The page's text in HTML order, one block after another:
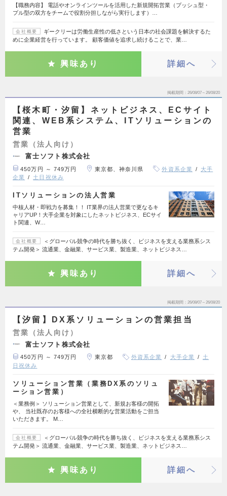
【職務内容】 電話やオンラインツールを活用した新規開拓営業（プッシュ型・
プル型の双方をチームで役割分担しながら実行します）…
会社概要
ギークリーは労働生産性の低さという日本の社会課題を解決するた
めに企業経営を行っています。 顧客価値を追求し続けることで、業…
興味あり 詳細へ
掲載期間 26/08/07～26/08/20
【桜木町・汐留】ネットビジネス、ECサイト
関連、WEB系システム、ITソリューションの
営業
営業（法人向け）
富士ソフト株式会社
450万円 ～ 749万円 東京都、神奈川県 外資系企業
大手
企業
土日祝休み
ITソリューションの法人営業
中核人材・即戦力を募集！！ IT業界の法人営業で更なるキ
ャリアUP！大手企業を対象にしたネットビジネス、ECサイ
ト関連、W…
会社概要
＜グローバル競争の時代を勝ち抜く、ビジネスを支える業務系シス
テム開発＞ 流通業、金融業、サービス業、製造業、ネットビジネス…
興味あり 詳細へ
掲載期間 26/08/07～26/08/20
【汐留】DX系ソリューションの営業担当
営業（法人向け）
富士ソフト株式会社
450万円 ～ 749万円 東京都 外資系企業 大手企業
土
日祝休み
ソリューション営業（業務DX系のソリュ
ーション営業）
＜業務例＞ ソリューション営業として、新規お客様の開拓
や、 当社既存のお客様への全社横断的な営業活動をご担当
いただきます。 M…
会社概要
＜グローバル競争の時代を勝ち抜く、ビジネスを支える業務系シス
テム開発＞ 流通業、金融業、サービス業、製造業、ネットビジネス…
興味あり 詳細へ